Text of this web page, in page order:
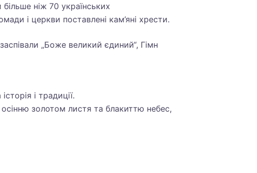
ніж 70 українських
і церкви поставлені кам’яні хрести.
„Боже великий єдиний“, Гімн
і традиції.
золотом листя та блакиттю небес,